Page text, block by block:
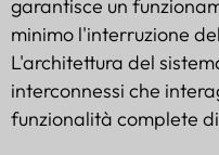
garantisce un
minimo l'interruzione
L'architettura del
interconnessi che
funzionalità complete